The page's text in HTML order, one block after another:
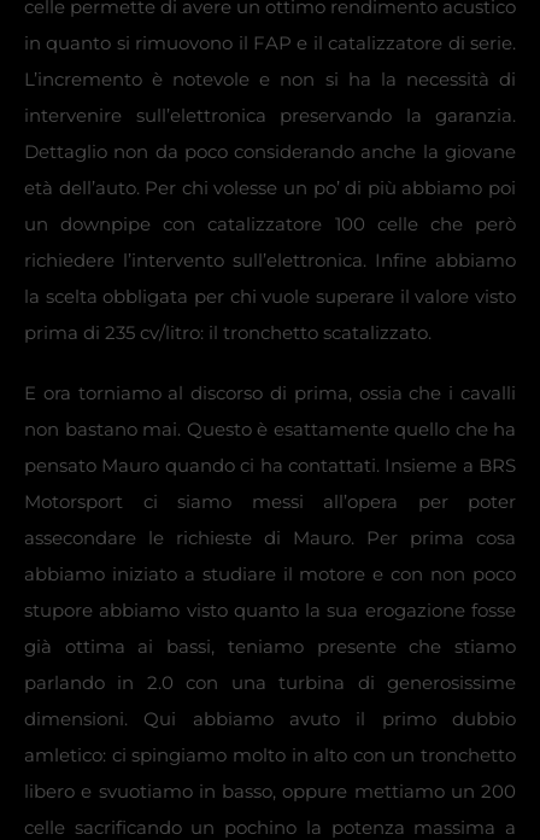
celle permette di avere un ottimo rendimento acustico
in quanto si rimuovono il FAP e il catalizzatore di serie.
L’incremento è notevole e non si ha la necessità di
intervenire sull’elettronica preservando la garanzia.
Dettaglio non da poco considerando anche la giovane
età dell’auto. Per chi volesse un po’ di più abbiamo poi
un downpipe con catalizzatore 100 celle che però
richiedere l’intervento sull’elettronica. Infine abbiamo
la scelta obbligata per chi vuole superare il valore visto
prima di 235 cv/litro: il tronchetto scatalizzato.
E ora torniamo al discorso di prima, ossia che i cavalli
non bastano mai. Questo è esattamente quello che ha
pensato Mauro quando ci ha contattati. Insieme a BRS
Motorsport ci siamo messi all’opera per poter
assecondare le richieste di Mauro. Per prima cosa
abbiamo iniziato a studiare il motore e con non poco
stupore abbiamo visto quanto la sua erogazione fosse
già ottima ai bassi, teniamo presente che stiamo
parlando in 2.0 con una turbina di generosissime
dimensioni. Qui abbiamo avuto il primo dubbio
amletico: ci spingiamo molto in alto con un tronchetto
libero e svuotiamo in basso, oppure mettiamo un 200
celle sacrificando un pochino la potenza massima a